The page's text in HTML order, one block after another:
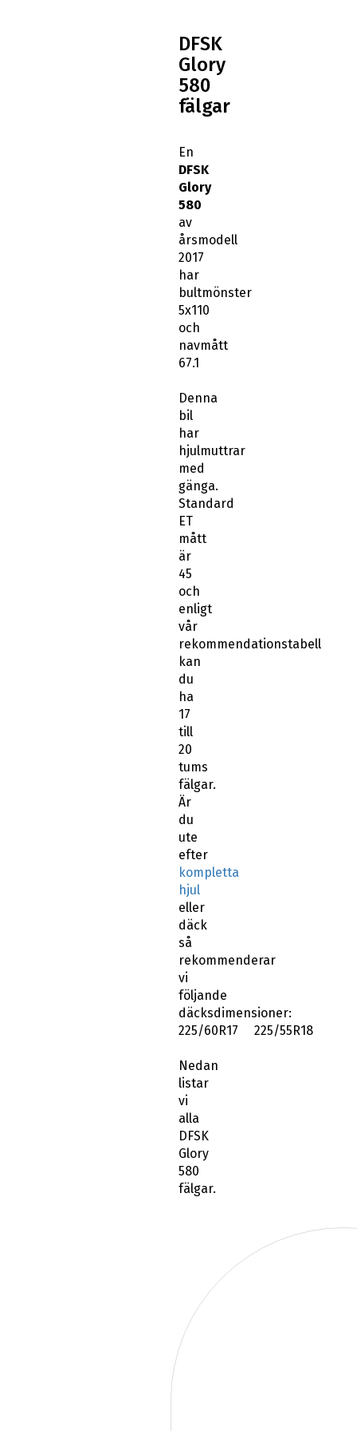
DFSK
Glory
580
fälgar
En
DFSK
Glory
580
av
årsmodell
2017
har
bultmönster
5x110
och
navmått
67.1
Denna
bil
har
hjulmuttrar
med
gänga.
Standard
ET
mått
är
45
och
enligt
vår
rekommendationstabell
kan
du
ha
17
till
20
tums
fälgar.
Är
du
ute
efter
kompletta
hjul
eller
däck
så
rekommenderar
vi
följande
däcksdimensioner:
225/60R17 225/55R18
Nedan
listar
vi
alla
DFSK
Glory
580
fälgar.